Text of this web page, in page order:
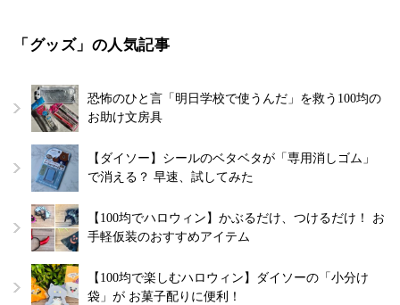
「グッズ」の人気記事
恐怖のひと言「明日学校で使うんだ」を救う100均の
お助け文房具
【ダイソー】シールのベタベタが「専用消しゴム」
で消える？ 早速、試してみた
【100均でハロウィン】かぶるだけ、つけるだけ！ お
手軽仮装のおすすめアイテム
【100均で楽しむハロウィン】ダイソーの「小分け
袋」が お菓子配りに便利！